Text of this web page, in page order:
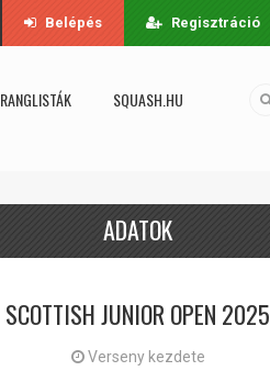
Belépés Regisztráció
RANGLISTÁK SQUASH.HU
ADATOK
SCOTTISH JUNIOR OPEN 2025
Verseny kezdete